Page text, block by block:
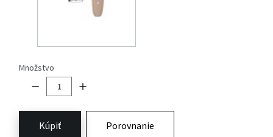
Množstvo
Kúpiť Porovnanie